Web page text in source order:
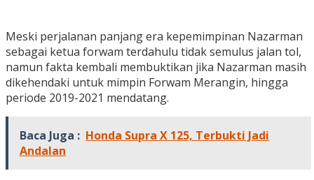
Meski perjalanan panjang era kepemimpinan Nazarman
sebagai ketua forwam terdahulu tidak semulus jalan tol,
namun fakta kembali membuktikan jika Nazarman masih
dikehendaki untuk mimpin Forwam Merangin, hingga
periode 2019-2021 mendatang.
Baca Juga : Honda Supra X 125, Terbukti Jadi
Andalan